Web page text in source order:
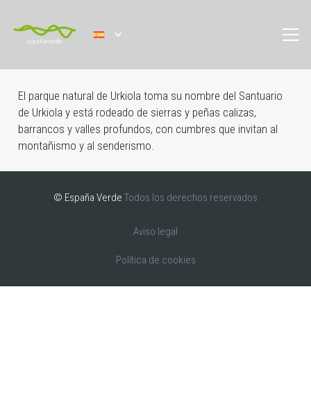
El parque natural de Urkiola toma su nombre del Santuario
de Urkiola y está rodeado de sierras y peñas calizas,
barrancos y valles profundos, con cumbres que invitan al
montañismo y al senderismo.
© España Verde Todos los derechos reservados
Aviso legal
Política de cookies